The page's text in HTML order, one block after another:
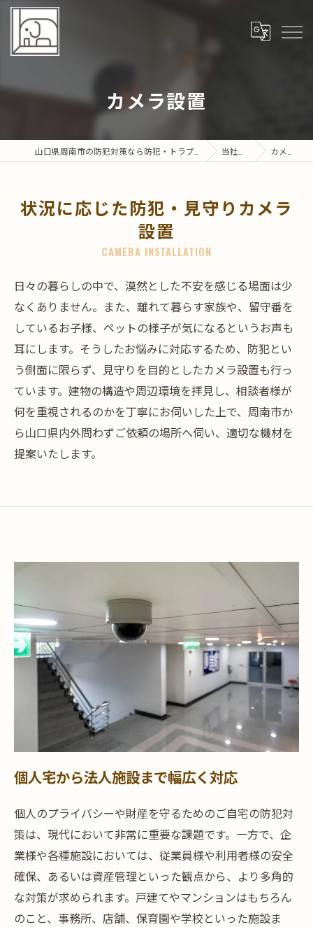
カメラ設置
当社の特徴 カメラ設置
状況に応じた防犯・見守りカメラ
設置
CAMERA INSTALLATION
日々の暮らしの中で、漠然とした不安を感じる場面は少
なくありません。また、離れて暮らす家族や、留守番を
しているお子様、ペットの様子が気になるというお声も
耳にします。そうしたお悩みに対応するため、防犯とい
う側面に限らず、見守りを目的としたカメラ設置も行っ
ています。建物の構造や周辺環境を拝見し、相談者様が
何を重視されるのかを丁寧にお伺いした上で、周南市か
ら山口県内外問わずご依頼の場所へ伺い、適切な機材を
提案いたします。
個人宅から法人施設まで幅広く対応
個人のプライバシーや財産を守るためのご自宅の防犯対
策は、現代において非常に重要な課題です。一方で、企
業様や各種施設においては、従業員様や利用者様の安全
確保、あるいは資産管理といった観点から、より多角的
な対策が求められます。戸建てやマンションはもちろん
のこと、事務所、店舗、保育園や学校といった施設ま